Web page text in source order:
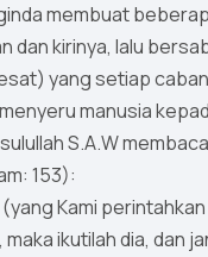
membuat
dan kirinya, lalu
yang setiap
manusia
S.A.W
153):
Kami
maka ikutilah dia, dan